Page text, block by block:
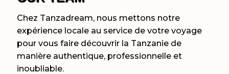
Chez Tanzadream, nous mettons notre
expérience locale au service de votre voyage
pour vous faire découvrir la Tanzanie de
manière authentique, professionnelle et
inoubliable.